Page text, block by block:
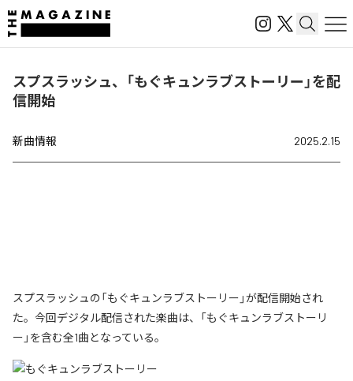
スプスラッシュ、「もぐキュンラブストーリー」を配
信開始
新曲情報 2025.2.15
スプスラッシュの「もぐキュンラブストーリー」が配信開始され
た。今回デジタル配信された楽曲は、「もぐキュンラブストーリ
ー」を含む全1曲となっている。